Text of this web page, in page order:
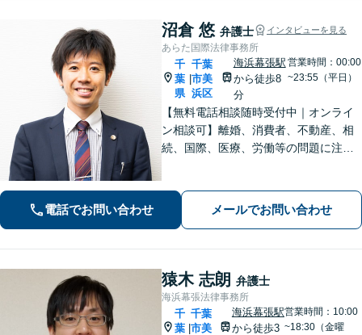
沼倉 悠 弁護士 インタビューを見る
あらた国際法律事務所
千
葉
県
千葉
市美
浜区
海浜幕張駅
から徒歩8
分
営業時間：00:00
~23:55（平日）
【無料電話相談随時受付中｜オンライ
ン相談可】離婚、消費者、不動産、相
続、国際、医療、労働等の問題に注力
応を心がけ、他事務所で難しいと言わ
れた事案も依頼者と二人三脚で解決に
電話でお問い合わせ メールでお問い合わせ
猿木 志朗 弁護士
海浜幕張法律事務所
千
葉 |
千葉
市美
海浜幕張駅
から徒歩3
営業時間：10:00
~18:30（金曜